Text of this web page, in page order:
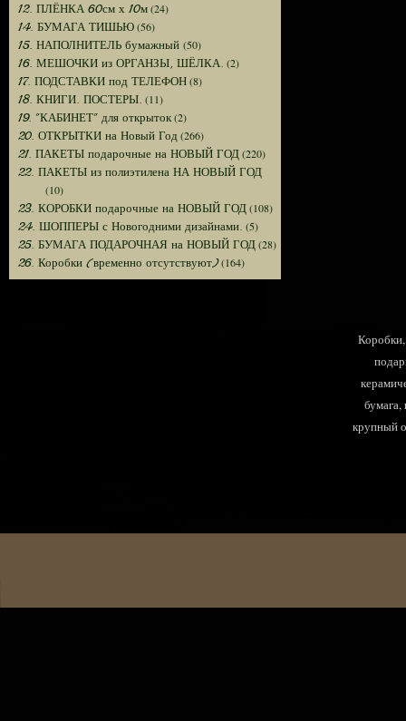
12. ПЛЁНКА 60см х 10м(24)
14. БУМАГА ТИШЬЮ(56)
15. НАПОЛНИТЕЛЬ бумажный (50)
16. МЕШОЧКИ из ОРГАНЗЫ, ШЁЛКА. (2)
17. ПОДСТАВКИ под ТЕЛЕФОН(8)
18. КНИГИ. ПОСТЕРЫ. (11)
19. "КАБИНЕТ" для открыток(2)
20. ОТКРЫТКИ на Новый Год (266)
21. ПАКЕТЫ подарочные на НОВЫЙ ГОД(220)
22. ПАКЕТЫ из полиэтилена НА НОВЫЙ ГОД
(10)
23. КОРОБКИ подарочные на НОВЫЙ ГОД(108)
24. ШОППЕРЫ с Новогодними дизайнами. (5)
25. БУМАГА ПОДАРОЧНАЯ на НОВЫЙ ГОД(28)
26. Коробки (временно отсутствуют)(164)
крупный